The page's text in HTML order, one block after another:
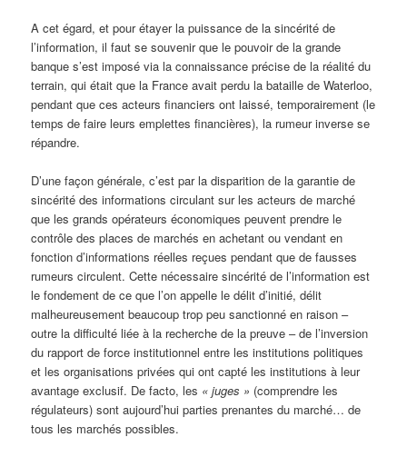
A cet égard, et pour étayer la puissance de la sincérité de
l’information, il faut se souvenir que le pouvoir de la grande
banque s’est imposé via la connaissance précise de la réalité du
terrain, qui était que la France avait perdu la bataille de Waterloo,
pendant que ces acteurs financiers ont laissé, temporairement (le
temps de faire leurs emplettes financières), la rumeur inverse se
répandre.
D’une façon générale, c’est par la disparition de la garantie de
sincérité des informations circulant sur les acteurs de marché
que les grands opérateurs économiques peuvent prendre le
contrôle des places de marchés en achetant ou vendant en
fonction d’informations réelles reçues pendant que de fausses
rumeurs circulent. Cette nécessaire sincérité de l’information est
le fondement de ce que l’on appelle le délit d’initié, délit
malheureusement beaucoup trop peu sanctionné en raison –
outre la difficulté liée à la recherche de la preuve – de l’inversion
du rapport de force institutionnel entre les institutions politiques
et les organisations privées qui ont capté les institutions à leur
avantage exclusif. De facto, les « juges » (comprendre les
régulateurs) sont aujourd’hui parties prenantes du marché… de
tous les marchés possibles.